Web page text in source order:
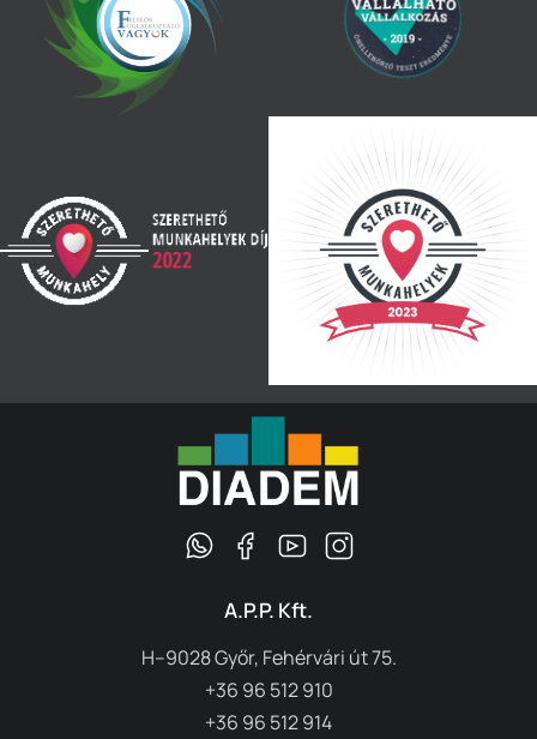
A.P.P. Kft.
H–9028 Győr, Fehérvári út 75.
+36 96 512 910
+36 96 512 914